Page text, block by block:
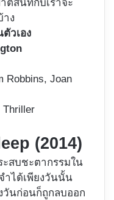
ตีสนิทกับเราจะ
าง
วเอง
Robbins, Joan
Thriller
(2014)
สบชะตากรรมใน
ำได้เพียงวันนั้น
นก่อนก็ถูกลบออก